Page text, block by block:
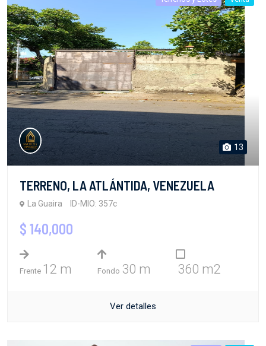
13
TERRENO, LA ATLÁNTIDA, VENEZUELA
La Guaira ID-MIO: 357c
$ 140,000
Frente 12 m Fondo 30 m 360 m2
Ver detalles